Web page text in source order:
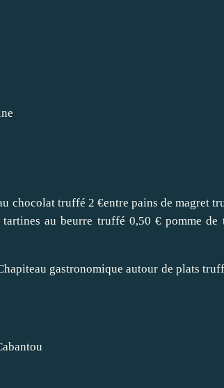
chocolat truffé 2 €entre pains de magret
au beurre truffé 0,50 € pomme de
gastronomique autour de plats